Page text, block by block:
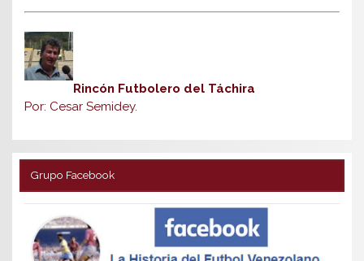
Rincón Futbolero del Táchira
Por: Cesar Semidey.
Grupo Facebook